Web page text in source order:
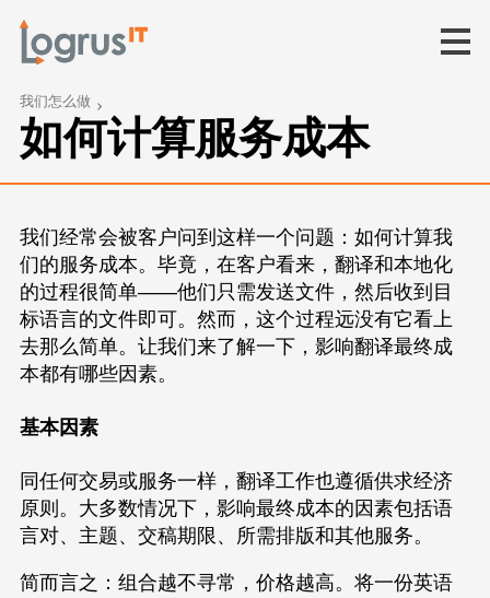
我们怎么做
如何计算服务成本
我们经常会被客户问到这样一个问题：如何计算我
们的服务成本。毕竟，在客户看来，翻译和本地化
的过程很简单——他们只需发送文件，然后收到目
标语言的文件即可。然而，这个过程远没有它看上
去那么简单。让我们来了解一下，影响翻译最终成
本都有哪些因素。
基本因素
同任何交易或服务一样，翻译工作也遵循供求经济
原则。大多数情况下，影响最终成本的因素包括语
言对、主题、交稿期限、所需排版和其他服务。
简而言之：组合越不寻常，价格越高。将一份英语